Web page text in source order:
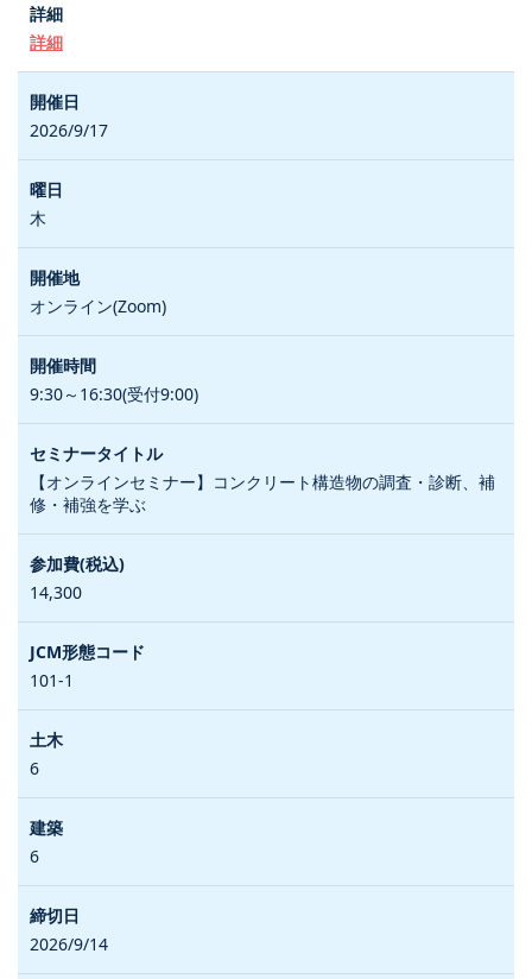
詳細
2026/9/17
木
オンライン(Zoom)
9:30～16:30(受付9:00)
【オンラインセミナー】コンクリート構造物の調査・診断、補
修・補強を学ぶ
14,300
101-1
6
6
2026/9/14